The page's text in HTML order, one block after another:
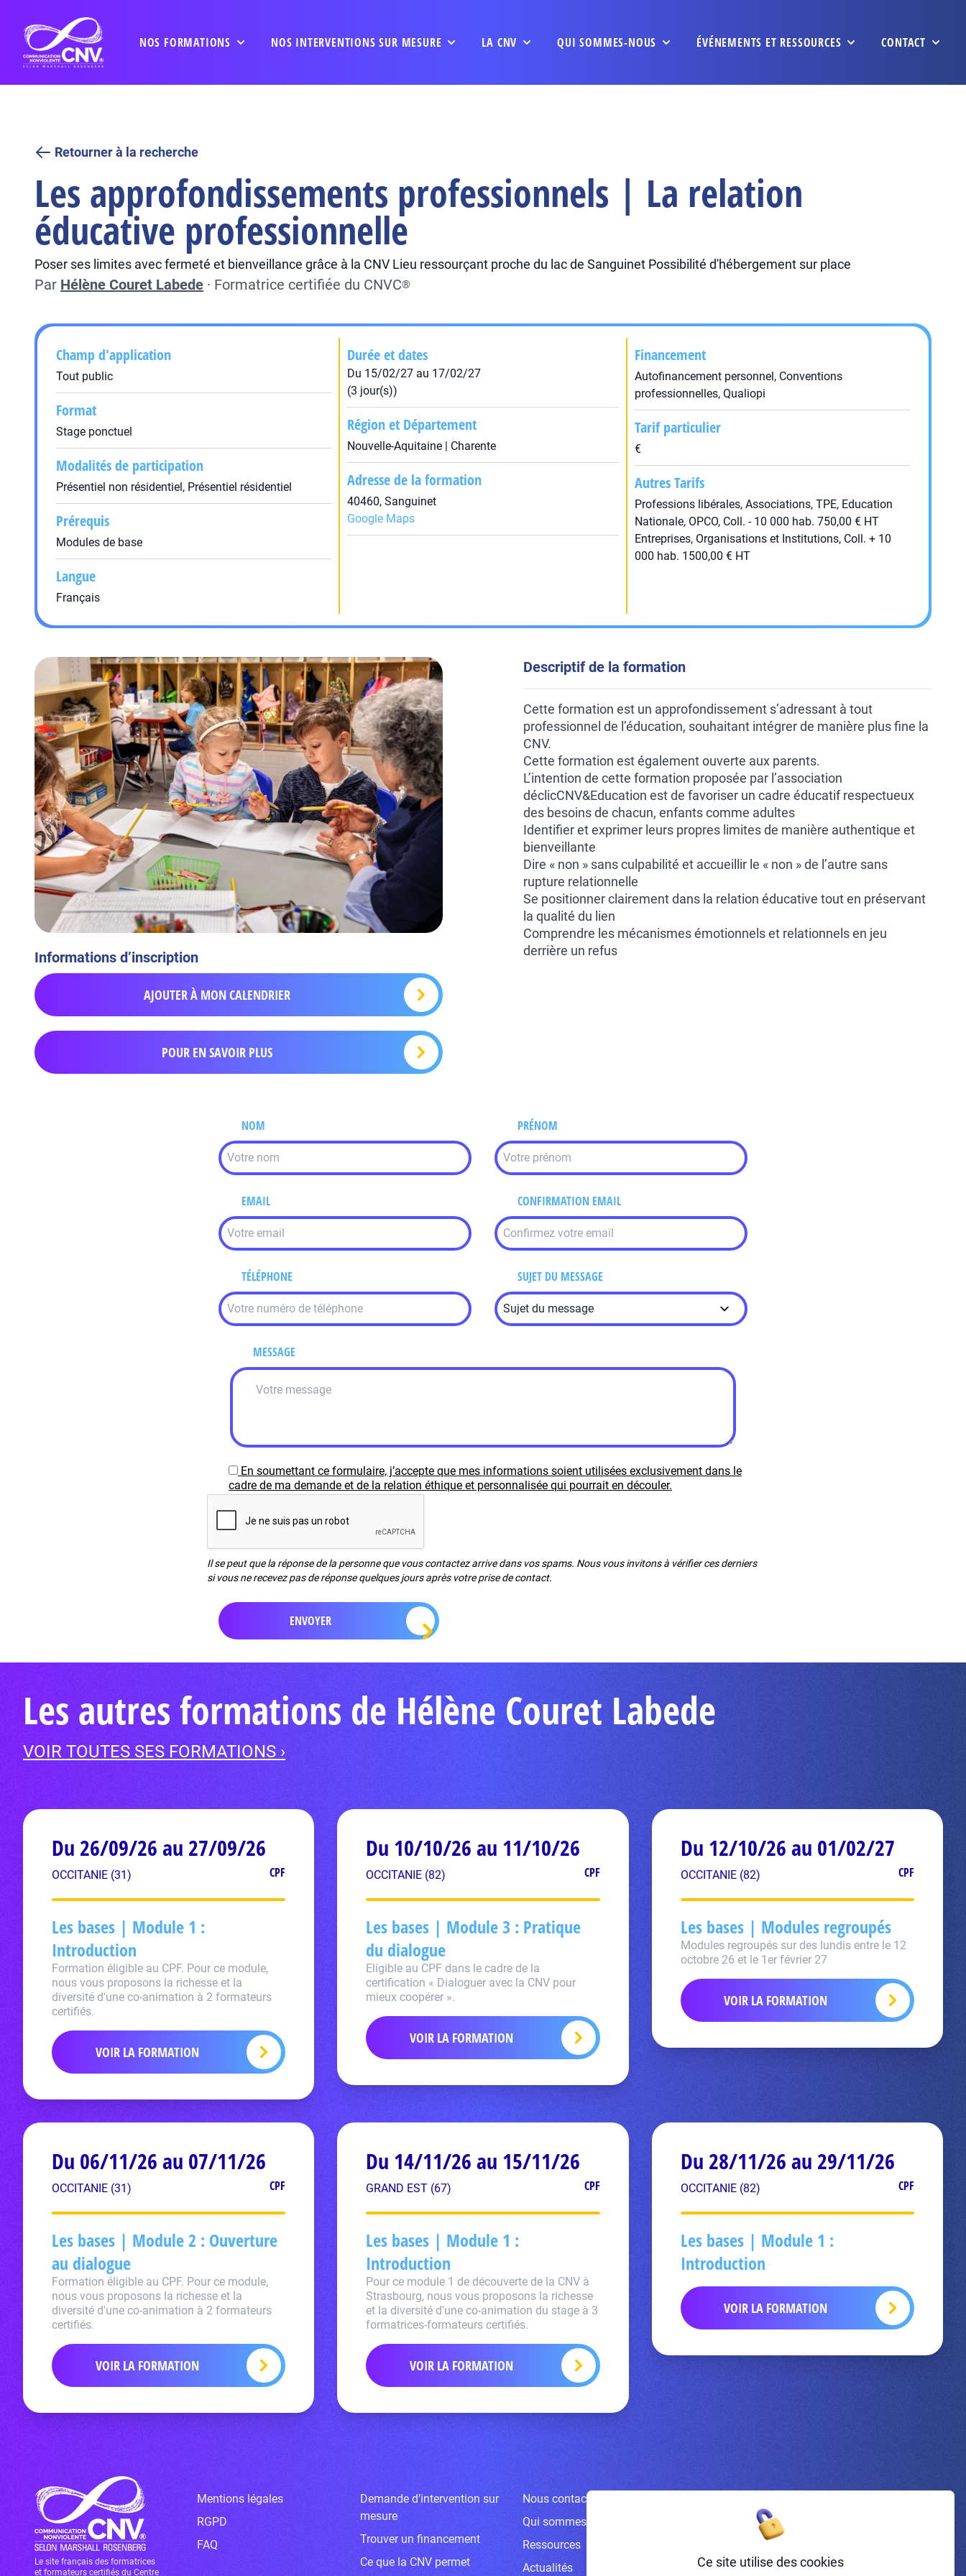
NOS FORMATIONS NOS INTERVENTIONS SUR MESURE LA CNV QUI SOMMES-NOUS ÉVÉNEMENTS ET RESSOURCES CONTACT
Retourner à la recherche
Les approfondissements professionnels | La relation
éducative professionnelle
Poser ses limites avec fermeté et bienveillance grâce à la CNV Lieu ressourçant proche du lac de Sanguinet Possibilité d'hébergement sur place
Par Hélène Couret Labede · Formatrice certifiée du CNVC®
Champ d'application
Tout public
Format
Stage ponctuel
Modalités de participation
Présentiel non résidentiel, Présentiel résidentiel
Prérequis
Modules de base
Langue
Français
Durée et dates
Du 15/02/27 au 17/02/27
(3 jour(s))
Région et Département
Nouvelle-Aquitaine | Charente
Adresse de la formation
40460, Sanguinet
Google Maps
Financement
Autofinancement personnel, Conventions
professionnelles, Qualiopi
Tarif particulier
€
Autres Tarifs
Professions libérales, Associations, TPE, Education
Nationale, OPCO, Coll. - 10 000 hab. 750,00 € HT
Entreprises, Organisations et Institutions, Coll. + 10
000 hab. 1500,00 € HT
Informations d’inscription
AJOUTER À MON CALENDRIER
POUR EN SAVOIR PLUS
Descriptif de la formation
Cette formation est un approfondissement s’adressant à tout
professionnel de l’éducation, souhaitant intégrer de manière plus fine la
CNV.
Cette formation est également ouverte aux parents.
L’intention de cette formation proposée par l’association
déclicCNV&Education est de favoriser un cadre éducatif respectueux
des besoins de chacun, enfants comme adultes
Identifier et exprimer leurs propres limites de manière authentique et
bienveillante
Dire « non » sans culpabilité et accueillir le « non » de l’autre sans
rupture relationnelle
Se positionner clairement dans la relation éducative tout en préservant
la qualité du lien
Comprendre les mécanismes émotionnels et relationnels en jeu
derrière un refus
NOM PRÉNOM
EMAIL CONFIRMATION EMAIL
TÉLÉPHONE SUJET DU MESSAGE
MESSAGE
En soumettant ce formulaire, j’accepte que mes informations soient utilisées exclusivement dans le
cadre de ma demande et de la relation éthique et personnalisée qui pourrait en découler.
Il se peut que la réponse de la personne que vous contactez arrive dans vos spams. Nous vous invitons à vérifier ces derniers
si vous ne recevez pas de réponse quelques jours après votre prise de contact.
Les autres formations de Hélène Couret Labede
VOIR TOUTES SES FORMATIONS ›
Du 26/09/26 au 27/09/26
OCCITANIE (31) CPF
Les bases | Module 1 :
Introduction
Formation éligible au CPF. Pour ce module,
nous vous proposons la richesse et la
diversité d'une co-animation à 2 formateurs
certifiés.
VOIR LA FORMATION
Du 10/10/26 au 11/10/26
OCCITANIE (82) CPF
Les bases | Module 3 : Pratique
du dialogue
Eligible au CPF dans le cadre de la
certification « Dialoguer avec la CNV pour
mieux coopérer ».
VOIR LA FORMATION
Du 12/10/26 au 01/02/27
OCCITANIE (82) CPF
Les bases | Modules regroupés
Modules regroupés sur des lundis entre le 12
octobre 26 et le 1er février 27
VOIR LA FORMATION
Du 06/11/26 au 07/11/26
OCCITANIE (31) CPF
Les bases | Module 2 : Ouverture
au dialogue
Formation éligible au CPF. Pour ce module,
nous vous proposons la richesse et la
diversité d'une co-animation à 2 formateurs
certifiés.
VOIR LA FORMATION
Du 14/11/26 au 15/11/26
GRAND EST (67) CPF
Les bases | Module 1 :
Introduction
Pour ce module 1 de découverte de la CNV à
Strasbourg, nous vous proposons la richesse
et la diversité d'une co-animation du stage à 3
formatrices-formateurs certifiés.
VOIR LA FORMATION
Du 28/11/26 au 29/11/26
OCCITANIE (82) CPF
Les bases | Module 1 :
Introduction
VOIR LA FORMATION
Le site français des formatrices
et formateurs certifiés du Centre
Mentions légales
RGPD
FAQ
Demande d’intervention sur
mesure
Trouver un financement
Ce que la CNV permet
Nous contacter
Qui sommes-nous ?
Ressources
Actualités
Ce site utilise des cookies